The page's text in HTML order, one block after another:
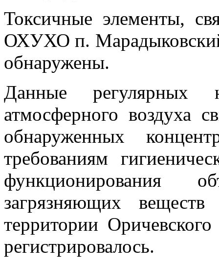
Токсичные элементы,
ОХУХО п.
обнаружены.
Данные регулярных
атмосферного воздуха
обнаруженных
требованиям
функционирования
загрязняющих
территории
регистрировалось.